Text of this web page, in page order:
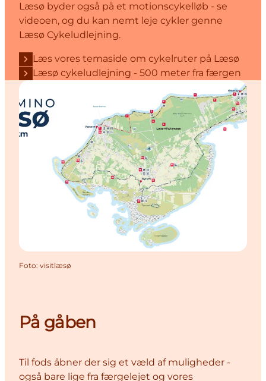
Læsø byder også på et motionscykelløb - se
videoen, og du kan nemt leje cykler genne
Læsø Cykeludlejning.
Læs vores temaside om cykelruter på Læsø
Læsø cykeludlejning - 500 meter fra færgen
Foto: visitlæsø
På gåben
Til fods åbner der sig et væld af muligheder -
også bare lige fra færgelejet og vores